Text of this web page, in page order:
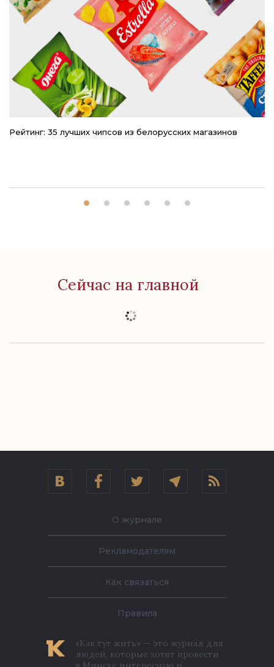
Рейтинг: 35 лучших чипсов из белорусских магазинов
Сейчас на главной
«Как тут жить» — это журнал для
людей, которые хотят провести
О журнале
Рекламодателям
Как связаться
Правила